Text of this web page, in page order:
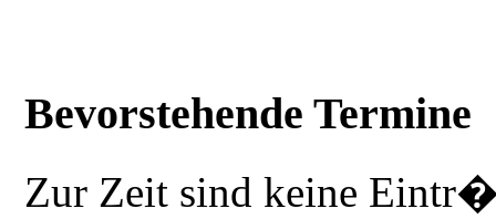
Bevorstehende Termine
Zur Zeit sind keine